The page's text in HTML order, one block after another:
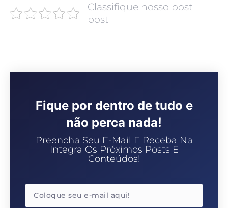
Classifique nosso post
post
Fique por dentro de tudo e
não perca nada!
Preencha Seu E-Mail E Receba Na
Integra Os Próximos Posts E
Conteúdos!